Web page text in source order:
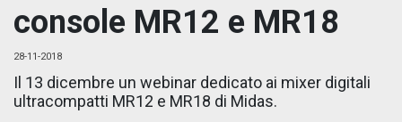
console MR12 e MR18
28-11-2018
Il 13 dicembre un webinar dedicato ai mixer digitali
ultracompatti MR12 e MR18 di Midas.